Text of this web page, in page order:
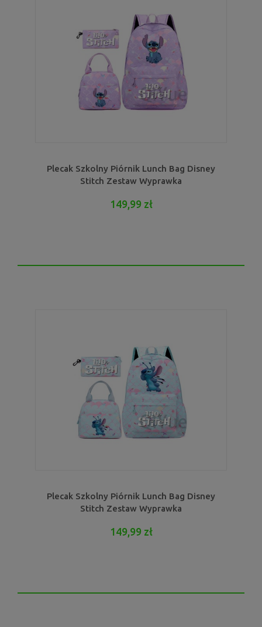
Plecak Szkolny Piórnik Lunch Bag Disney
Stitch Zestaw Wyprawka
149,99 zł
Plecak Szkolny Piórnik Lunch Bag Disney
Stitch Zestaw Wyprawka
149,99 zł